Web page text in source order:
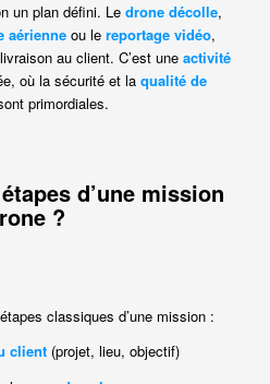
un plan défini. Le drone décolle,
aérienneou le reportage vidéo,
au client. C’est uneactivité
où la sécurité et laqualité de
primordiales.
d’une mission
?
classiques d’une mission :
client(projet, lieu, objectif)